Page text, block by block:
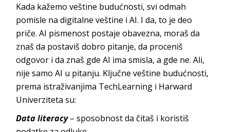
Kada kažemo veštine budućnosti, svi odmah
pomisle na digitalne veštine i AI. I da, to je deo
priče. AI pismenost postaje obavezna, moraš da
znaš da postaviš dobro pitanje, da proceniš
odgovor i da znaš gde AI ima smisla, a gde ne. Ali,
nije samo AI u pitanju. Ključne veštine budućnosti,
prema istraživanjima TechLearning i Harward
Univerziteta su:
Data literacy– sposobnost da čitaš i koristiš